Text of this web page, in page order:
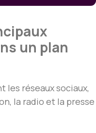
un plan
les réseaux sociaux,
la radio et la presse